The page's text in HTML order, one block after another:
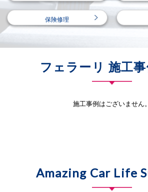
保険修理
フェラーリ 施工
施工事例はございません。
Amazing Car Life